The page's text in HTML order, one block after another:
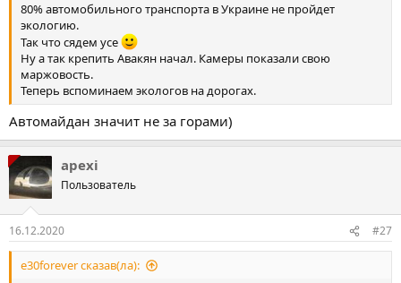
80% автомобильного транспорта в Украине не пройдет
экологию.
Так что сядем усе
Ну а так крепить Авакян начал. Камеры показали свою
маржовость.
Теперь вспоминаем экологов на дорогах.
Автомайдан значит не за горами)
apexi
Пользователь
16.12.2020 #27
e30forever сказав(ла):